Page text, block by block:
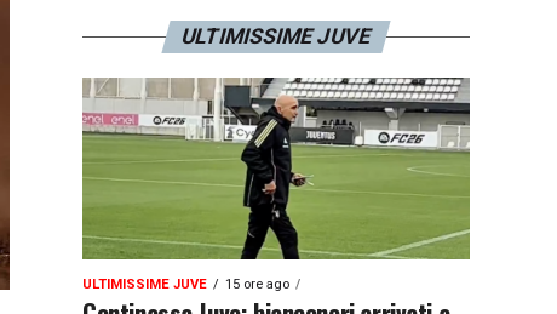
ULTIMISSIME JUVE
ULTIMISSIME JUVE 15 ore ago